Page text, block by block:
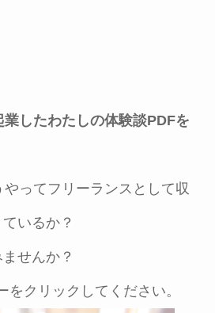
したわたしの体験談PDFを
ってフリーランスとして収
いるか？
せんか？
をクリックしてください。